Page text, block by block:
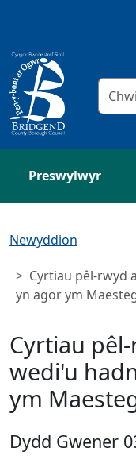
Meini
Preswylwyr
Newyddion
Cyrtiau pêl-rwyd
yn agor ym
Cyrtiau
wedi'u
ym
Dydd Gwener